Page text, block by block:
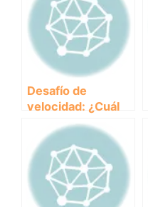
Desafío de
velocidad: ¿Cuál
es el animal más
rápido del mundo?